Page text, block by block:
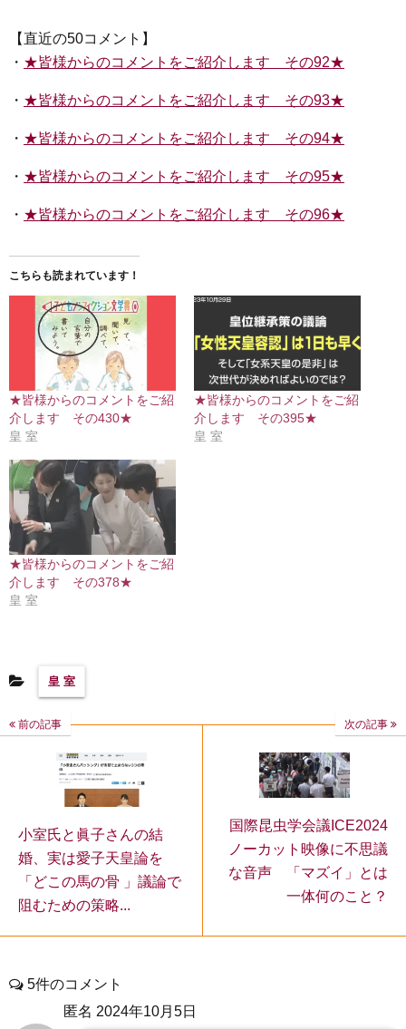
【直近の50コメント】
・ ★皆様からのコメントをご紹介します その92★
・ ★皆様からのコメントをご紹介します その93★
・ ★皆様からのコメントをご紹介します その94★
・ ★皆様からのコメントをご紹介します その95★
・ ★皆様からのコメントをご紹介します その96★
こちらも読まれています！
★皆様からのコメントをご紹
介します その430★
皇 室
★皆様からのコメントをご紹
介します その395★
皇 室
★皆様からのコメントをご紹
介します その378★
皇 室
皇 室
前の記事
小室氏と眞子さんの結
婚、実は愛子天皇論を
「どこの馬の骨 」議論で
阻むための策略...
次の記事
国際昆虫学会議ICE2024
ノーカット映像に不思議
な音声 「マズイ」とは
一体何のこと？
5件のコメント
匿名 2024年10月5日